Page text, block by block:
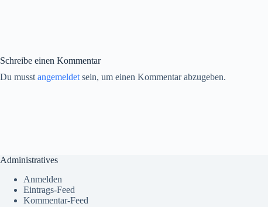
Schreibe einen Kommentar
Du musst angemeldet sein, um einen Kommentar abzugeben.
Administratives
Anmelden
Eintrags-Feed
Kommentar-Feed